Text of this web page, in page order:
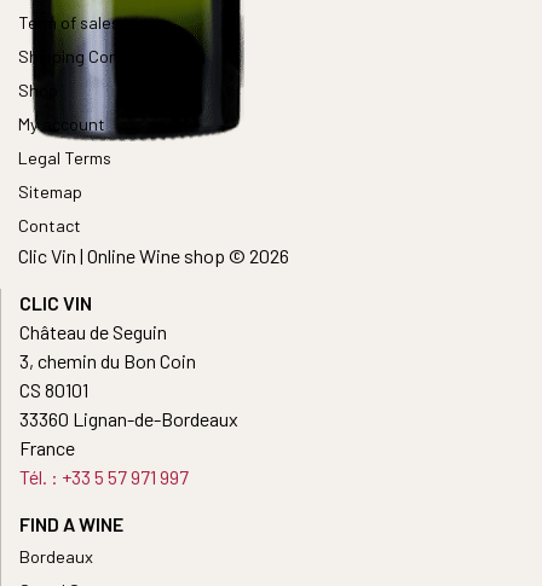
Term of sales
Shipping Conditions
Shop
My account
Legal Terms
Sitemap
Contact
Clic Vin | Online Wine shop © 2026
CLIC VIN
Château de Seguin
3, chemin du Bon Coin
CS 80101
33360 Lignan-de-Bordeaux
France
Tél. : +33 5 57 971 997
FIND A WINE
Bordeaux